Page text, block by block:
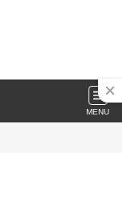
MENU